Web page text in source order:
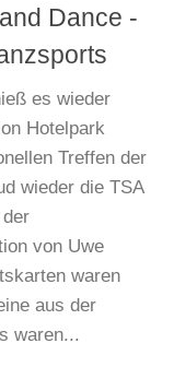
Dance -
es wieder
Hotelpark
Treffen der
wieder die TSA
von Uwe
waren
aus der
waren...